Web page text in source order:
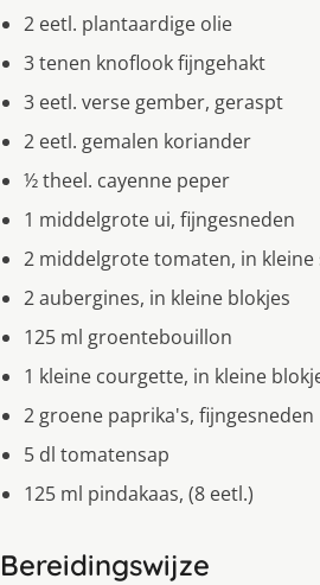
2 eetl. plantaardige olie
3 tenen knoflook fijngehakt
3 eetl. verse gember, geraspt
2 eetl. gemalen koriander
½ theel. cayenne peper
1 middelgrote ui, fijngesneden
2 middelgrote tomaten, in kleine
2 aubergines, in kleine blokjes
125 ml groentebouillon
1 kleine courgette, in kleine
2 groene paprika's, fijngesneden
5 dl tomatensap
125 ml pindakaas, (8 eetl.)
Bereidingswijze